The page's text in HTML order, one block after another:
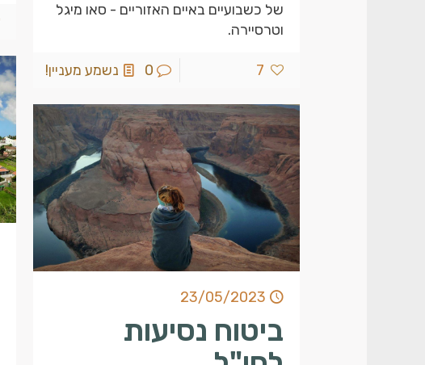
של כשבועיים באיים האזוריים - סאו מיגל
וטרסיירה.
7
0 נשמע מעניין!
23/05/2023
ביטוח נסיעות